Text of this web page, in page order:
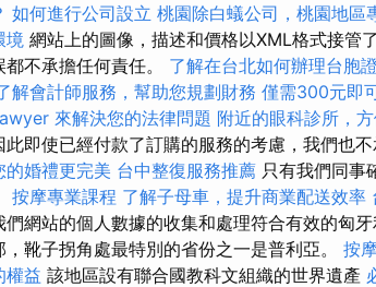
如何進行公司設立 桃園除白蟻公司，桃園地區
境 網站上的圖像，描述和價格以XML格式接管
都不承擔任何責任。 了解在台北如何辦理台胞
解會計師服務，幫助您規劃財務 僅需300元即
來解決您的法律問題 附近的眼科診所，
此即使已經付款了訂購的服務的考慮，我們也
的婚禮更完美 台中整復服務推薦 只有我們同事
按摩專業課程 了解子母車，提升商業配送效率
們網站的個人數據的收集和處理符合有效的匈
，靴子拐角處最特別的省份之一是普利亞。 按
權益 該地區設有聯合國教科文組織的世界遺產